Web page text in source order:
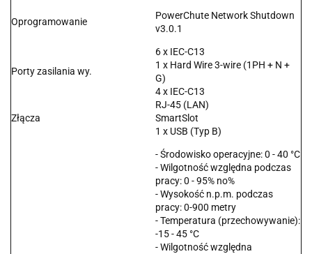
Oprogramowanie
PowerChute Network Shutdown
v3.0.1
Porty zasilania wy.
6 x IEC-C13
1 x Hard Wire 3-wire (1PH + N +
G)
4 x IEC-C13
Złącza
RJ-45 (LAN)
SmartSlot
1 x USB (Typ B)
- Środowisko operacyjne: 0 - 40 °C
- Wilgotność względna podczas
pracy: 0 - 95% no%
- Wysokość n.p.m. podczas
pracy: 0-900 metry
- Temperatura (przechowywanie):
-15 - 45 °C
- Wilgotność względna